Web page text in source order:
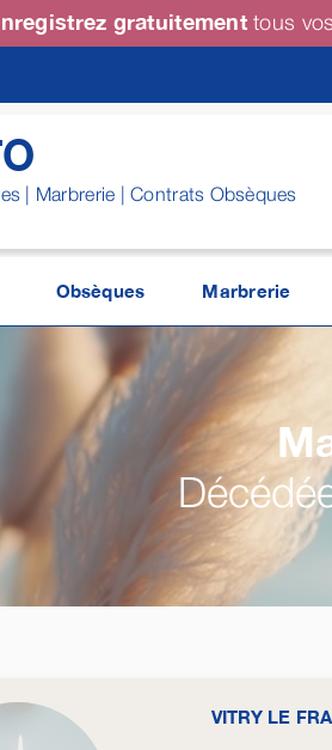
gratuitement tous
| Marbrerie | Contrats Obsèques
Obsèques Marbrerie
VITRY LE